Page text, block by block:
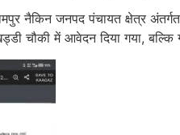
नैकिन जनपद पंचायत क्षेत्र
चौकी में आवेदन दिया गया, बल्कि